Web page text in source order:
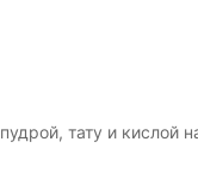
тату и кислой